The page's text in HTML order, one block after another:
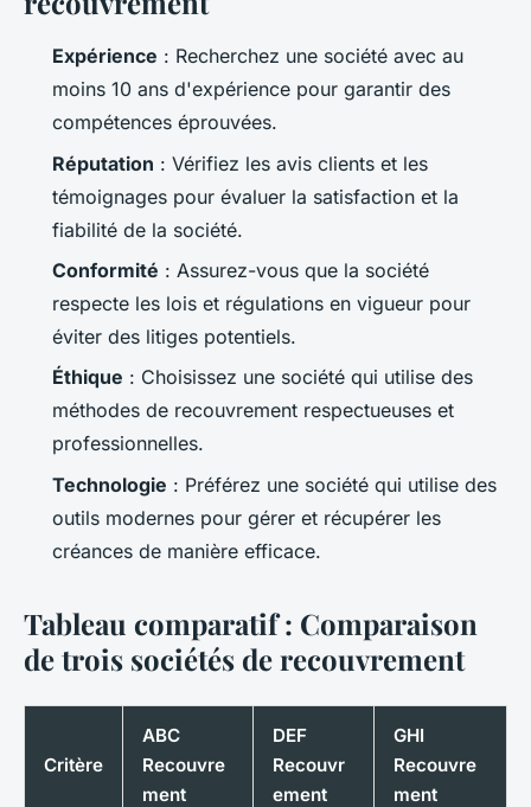
Expérience : Recherchez une société avec au
moins 10 ans d'expérience pour garantir des
compétences éprouvées.
Réputation : Vérifiez les avis clients et les
témoignages pour évaluer la satisfaction et la
fiabilité de la société.
Conformité : Assurez-vous que la société
respecte les lois et régulations en vigueur pour
éviter des litiges potentiels.
Éthique : Choisissez une société qui utilise des
méthodes de recouvrement respectueuses et
professionnelles.
Technologie : Préférez une société qui utilise des
outils modernes pour gérer et récupérer les
créances de manière efficace.
Tableau comparatif : Comparaison
de trois sociétés de recouvrement
Critère
ABC
Recouvre
ment
DEF
Recouvr
ement
GHI
Recouvre
ment